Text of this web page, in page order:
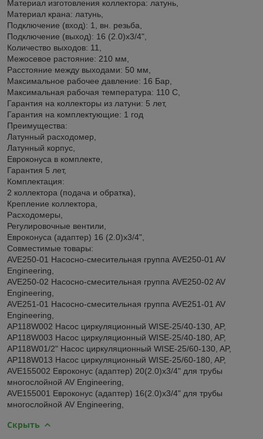
Материал изготовления коллектора: латунь,
Материал крана: латунь,
Подключение (вход): 1, вн. резьба,
Подключение (выход): 16 (2.0)х3/4",
Количество выходов: 11,
Межосевое растояние: 210 мм,
Расстояние между выходами: 50 мм,
Максимальное рабочее давление: 16 Бар,
Максимальная рабочая температура: 110 С,
Гарантия на коллекторы из латуни: 5 лет,
Гарантия на комплектующие: 1 год
Преимущества:
Латунный расходомер,
Латунный корпус,
Евроконуса в комплекте,
Гарантия 5 лет,
Комплектация:
2 коллектора (подача и обратка),
Крепление коллектора,
Расходомеры,
Регулировочные вентили,
Евроконуса (адаптер) 16 (2.0)х3/4",
Совместимые товары:
AVE250-01 Насосно-смесительная группа AVE250-01 AV
Engineering,
AVE250-02 Насосно-смесительная группа AVE250-02 AV
Engineering,
AVE251-01 Насосно-смесительная группа AVE251-01 AV
Engineering,
AP118W002 Насос циркуляционный WISE-25/40-130, AP,
AP118W003 Насос циркуляционный WISE-25/40-180, AP,
AP118W01/2" Насос циркуляционный WISE-25/60-130, AP,
AP118W013 Насос циркуляционный WISE-25/60-180, AP,
AVE155002 Евроконус (адаптер) 20(2.0)х3/4" для трубы
многослойной AV Engineering,
AVE155001 Евроконус (адаптер) 16(2.0)х3/4" для трубы
многослойной AV Engineering,
Скрыть